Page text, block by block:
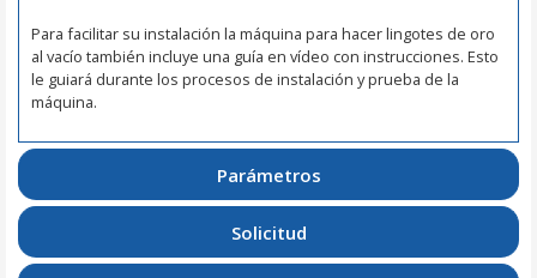
Para facilitar su instalación la máquina para hacer lingotes de oro
al vacío también incluye una guía en vídeo con instrucciones. Esto
le guiará durante los procesos de instalación y prueba de la
máquina.
Parámetros
Solicitud